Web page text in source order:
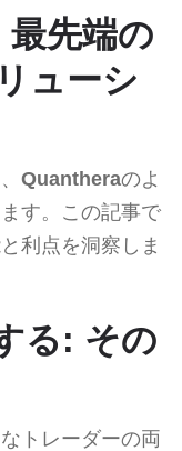
先端の
ューシ
Quantheraのよ
す。この記事で
利点を洞察しま
る: その
トレーダーの両